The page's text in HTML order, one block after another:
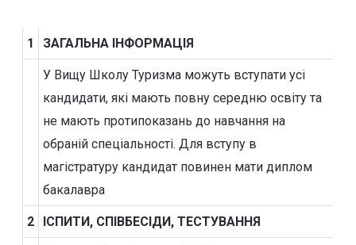
1 ЗАГАЛЬНА ІНФОРМАЦІЯ
У Вищу Школу Туризма можуть вступати усі
кандидати, які мають повну середню освіту та
не мають протипоказань до навчання на
обраній спеціальності. Для вступу в
магістратуру кандидат повинен мати диплом
бакалавра
2 ІСПИТИ, СПІВБЕСІДИ, ТЕСТУВАННЯ